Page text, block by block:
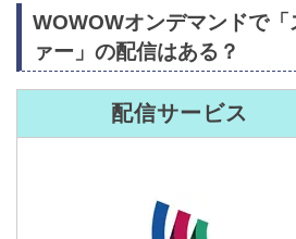
WOWOWオンデマンドで
ァー」の配信はある？
配信サービス